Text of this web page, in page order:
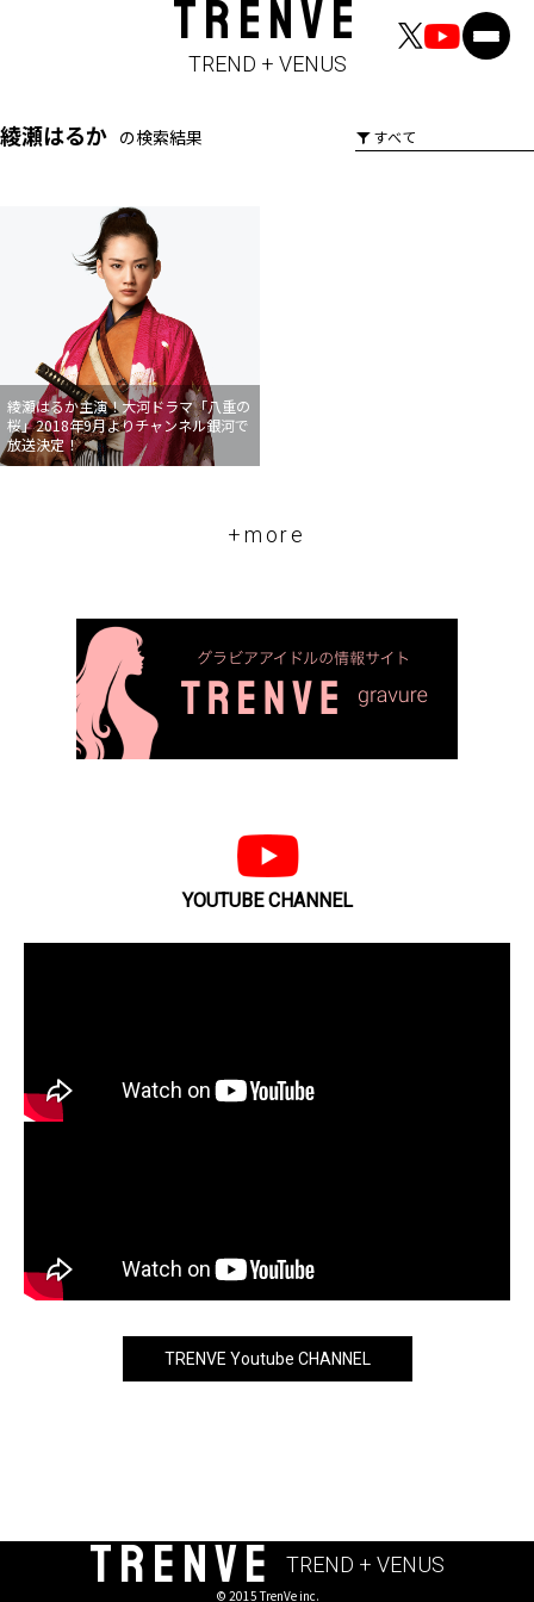
TRENVE
TREND + VENUS
綾瀬はるか の検索結果
綾瀬はるか主演！大河ドラマ「八重の
桜」2018年9月よりチャンネル銀河で
放送決定！
+more
YOUTUBE CHANNEL
TRENVE Youtube CHANNEL
TRENVE TREND + VENUS
© 2015 TrenVe inc.